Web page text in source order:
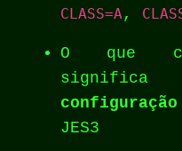
CLASS=A,
O que
JES3